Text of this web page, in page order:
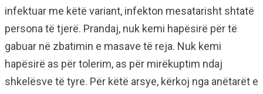
infektuar me këtë variant, infekton mesatarisht shtatë
persona të tjerë. Prandaj, nuk kemi hapësirë për të
gabuar në zbatimin e masave të reja. Nuk kemi
hapësirë as për tolerim, as për mirëkuptim ndaj
shkelësve të tyre. Për këtë arsye, kërkoj nga anëtarët e